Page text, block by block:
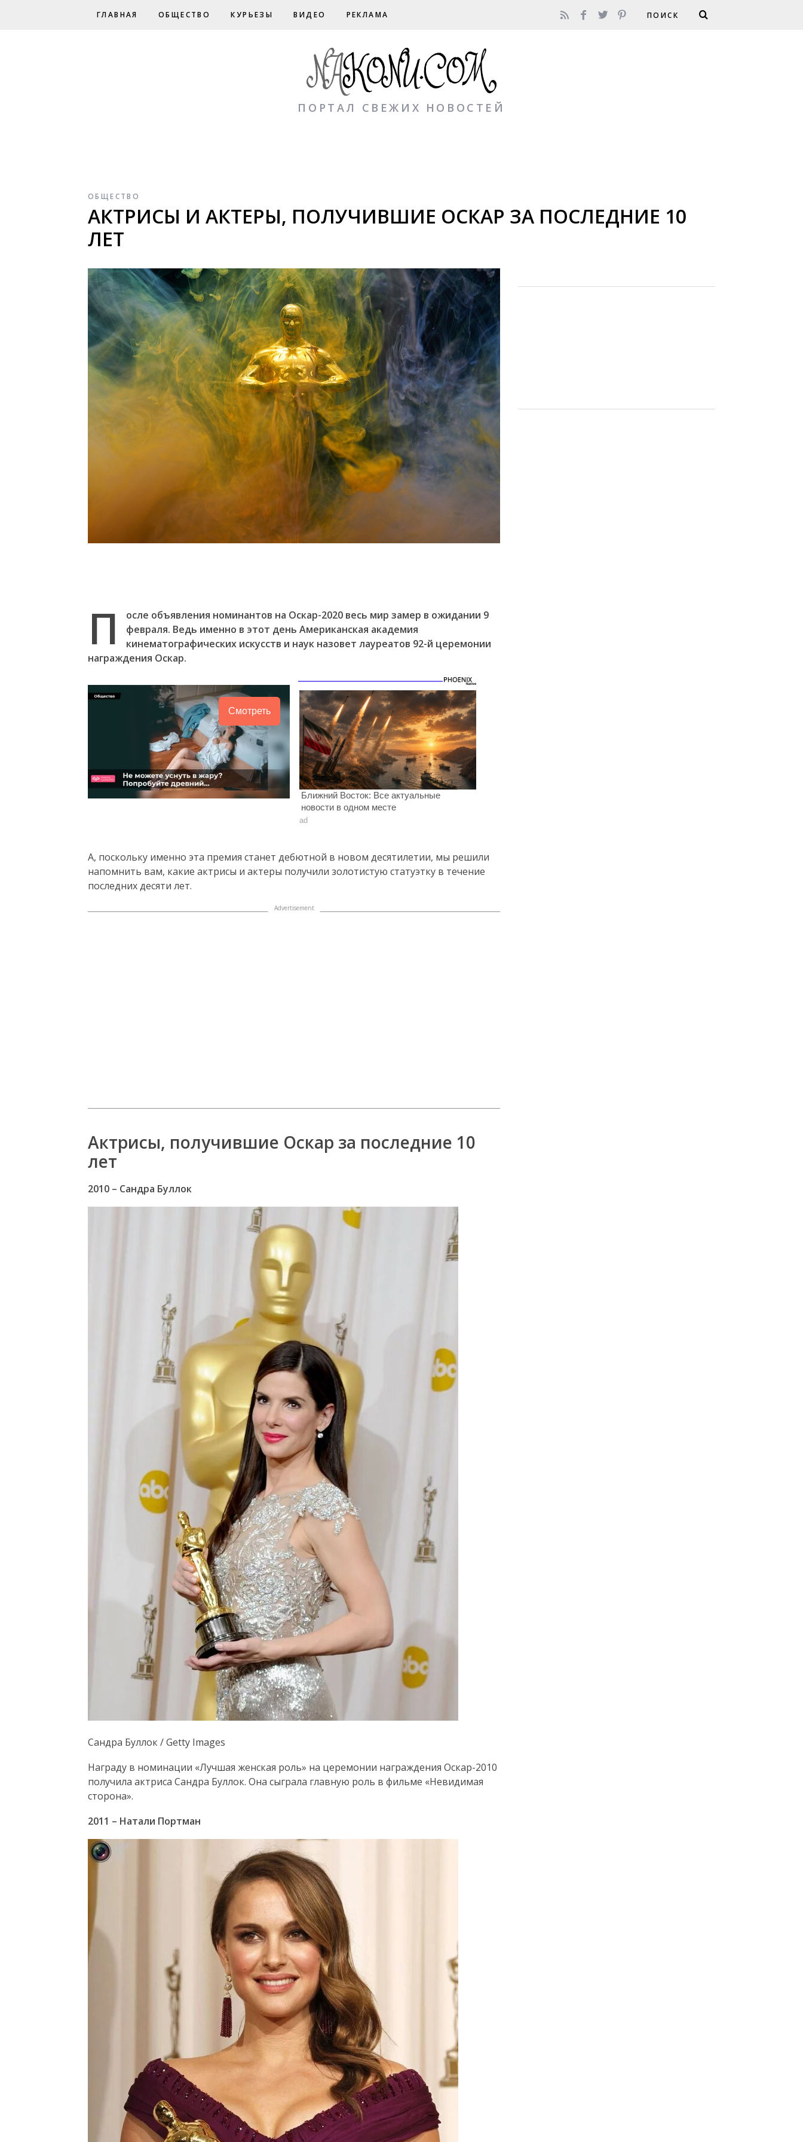
ГЛАВНАЯ ОБЩЕСТВО КУРЬЕЗЫ ВИДЕО РЕКЛАМА
ПОРТАЛ СВЕЖИХ НОВОСТЕЙ
ОБЩЕСТВО
АКТРИСЫ И АКТЕРЫ, ПОЛУЧИВШИЕ ОСКАР ЗА ПОСЛЕДНИЕ 10
ЛЕТ
П
осле объявления номинантов на Оскар-2020 весь мир замер в ожидании 9
февраля. Ведь именно в этот день Американская академия
кинематографических искусств и наук назовет лауреатов 92-й церемонии
награждения Оскар.
Смотреть
Ближний Восток: Все актуальные
новости в одном месте
ad
А, поскольку именно эта премия станет дебютной в новом десятилетии, мы решили
напомнить вам, какие актрисы и актеры получили золотистую статуэтку в течение
последних десяти лет.
Актрисы, получившие Оскар за последние 10
лет
2010 – Сандра Буллок
Сандра Буллок / Getty Images
Награду в номинации «Лучшая женская роль» на церемонии награждения Оскар-2010
получила актриса Сандра Буллок. Она сыграла главную роль в фильме «Невидимая
сторона».
2011 – Натали Портман